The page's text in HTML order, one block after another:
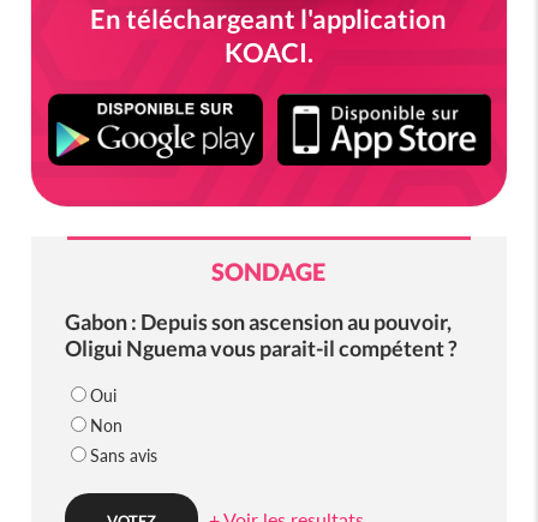
En téléchargeant l'application
KOACI.
SONDAGE
Gabon : Depuis son ascension au pouvoir,
Oligui Nguema vous parait-il compétent ?
Oui
Non
Sans avis